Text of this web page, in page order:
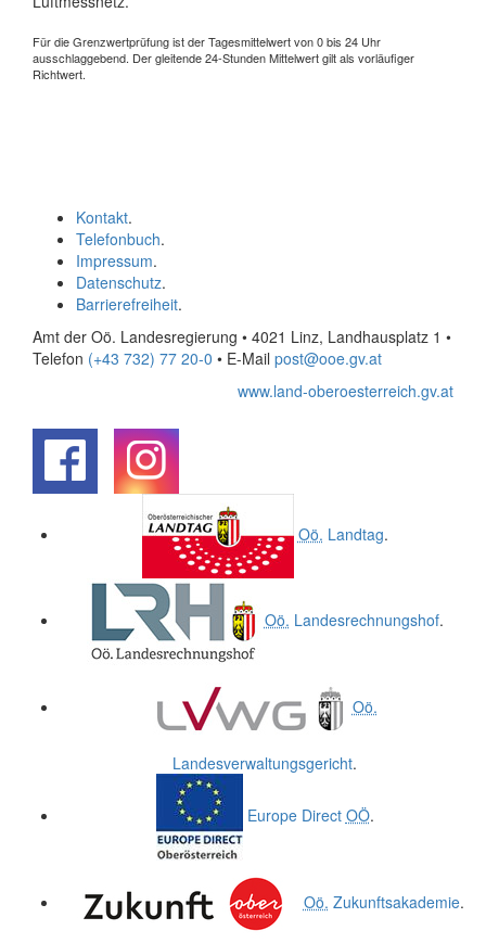
Für die Grenzwertprüfung ist der Tagesmittelwert von 0 bis 24 Uhr
ausschlaggebend. Der gleitende 24-Stunden Mittelwert gilt als vorläufiger
Richtwert.
Kontakt.
Telefonbuch.
Impressum.
Datenschutz.
Barrierefreiheit.
Amt der Oö. Landesregierung • 4021 Linz, Landhausplatz 1 •
Telefon (+43 732) 77 20-0 • E-Mail post@ooe.gv.at
www.land-oberoesterreich.gv.at
Oö. Landtag.
Oö. Landesrechnungshof.
Oö.
Landesverwaltungsgericht.
Europe Direct OÖ.
Oö. Zukunftsakademie.